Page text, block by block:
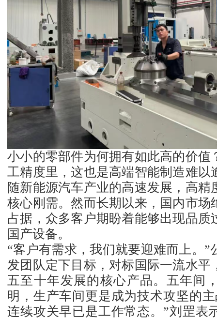
小小的零部件为何拥有如此高的价值
工精度里，这也是高端智能制造难以
随新能源汽车产业的高速发展， 高精
核心刚需。然而长期以来，国内市场
占据，众多客户期盼着能够出现品质
国产设备。
“客户有需求，我们就要迎难而上。”
发团队定下目标，对标国际一流水平
五至十年发展的核心产品。五年间
明，生产车间更是成为技术攻坚的
连续攻关早已是工作常态。”刘罡表